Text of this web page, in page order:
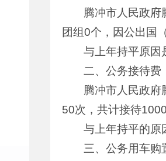
腾冲市人民政
团组0个，因公出国
与上年持平原因
二、公务接待费
腾冲市人民政
50次，共计接待1000
与上年持平的原
三、公务用车购